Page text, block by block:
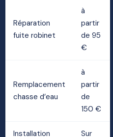
Réparation
fuite robinet
à
partir
de 95
€
Remplacement
chasse d’eau
à
partir
de
150 €
Installation
Sur